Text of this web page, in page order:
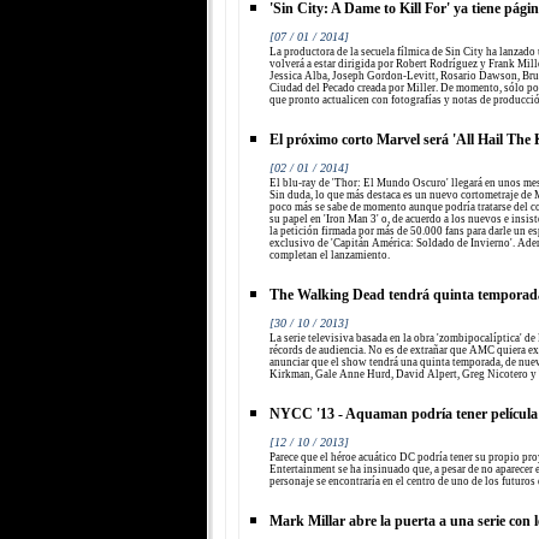
'Sin City: A Dame to Kill For' ya tiene
[07 / 01 / 2014]
La productora de la secuela fílmica de Sin City ha
volverá a estar dirigida por Robert Rodríguez y Frank
Jessica Alba, Joseph Gordon-Levitt, Rosario Dawson,
Ciudad del Pecado creada por Miller. De momento, sólo
que pronto actualicen con fotografías y notas de
El próximo corto Marvel será 'All Hail The
[02 / 01 / 2014]
El blu-ray de 'Thor: El Mundo Oscuro' llegará en unos
Sin duda, lo que más destaca es un nuevo cortometraje
poco más se sabe de momento aunque podría tratarse
su papel en 'Iron Man 3' o, de acuerdo a los nuevos e
la petición firmada por más de 50.000 fans para darle un
exclusivo de 'Capitán América: Soldado de Invierno'.
completan el lanzamiento.
The Walking Dead tendrá quinta
[30 / 10 / 2013]
La serie televisiva basada en la obra 'zombipocalíptica'
récords de audiencia. No es de extrañar que AMC quiera
anunciar que el show tendrá una quinta temporada, de
Kirkman, Gale Anne Hurd, David Alpert, Greg Nicotero
NYCC '13 - Aquaman podría tener
[12 / 10 / 2013]
Parece que el héroe acuático DC podría tener su propio
Entertainment se ha insinuado que, a pesar de no
personaje se encontraría en el centro de uno de los futuros
Mark Millar abre la puerta a una serie con